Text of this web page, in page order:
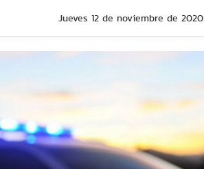
Jueves 12 de noviembre de 2020